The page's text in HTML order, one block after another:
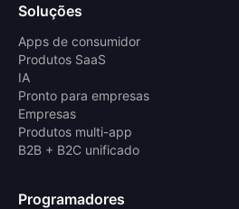
Soluções
Apps de consumidor
Produtos SaaS
IA
Pronto para empresas
Empresas
Produtos multi-app
B2B + B2C unificado
Programadores